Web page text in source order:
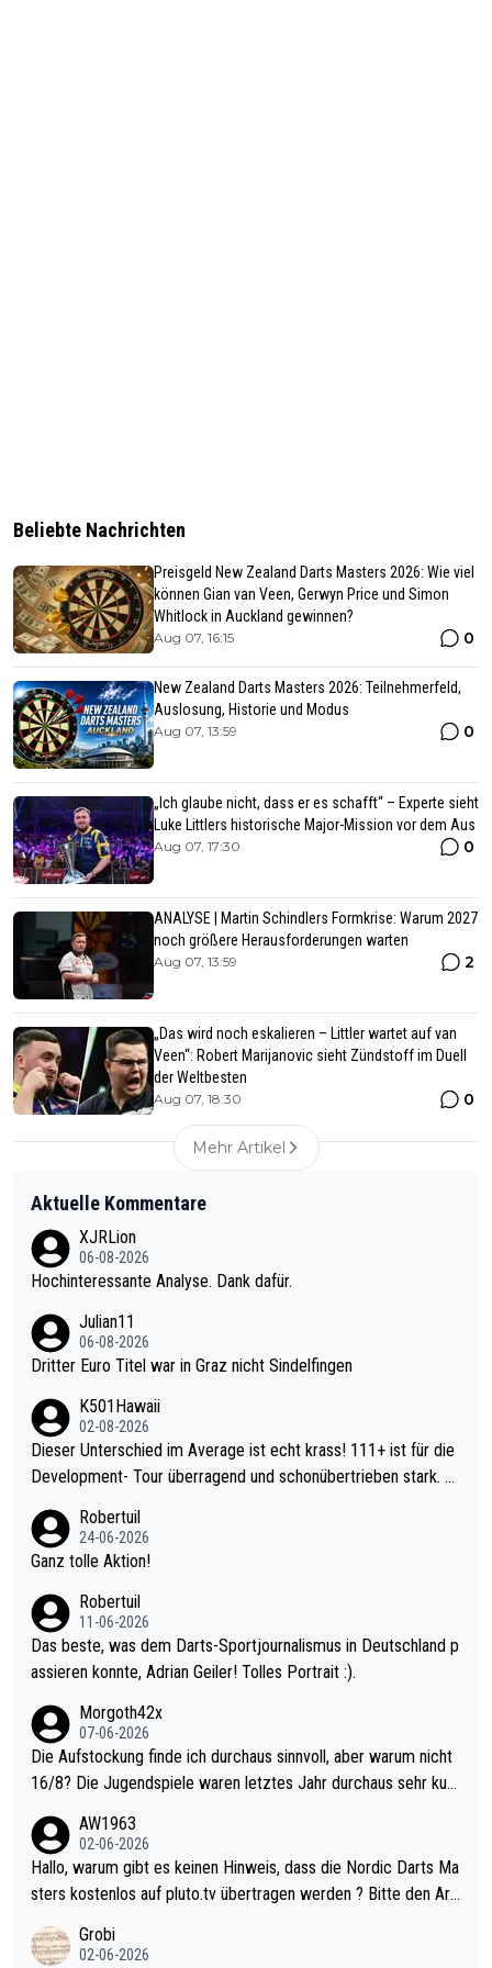
Beliebte Nachrichten
Preisgeld New Zealand Darts Masters 2026: Wie viel
können Gian van Veen, Gerwyn Price und Simon
Whitlock in Auckland gewinnen?
Aug 07, 16:15 0
New Zealand Darts Masters 2026: Teilnehmerfeld,
Auslosung, Historie und Modus
Aug 07, 13:59 0
„Ich glaube nicht, dass er es schafft“ – Experte sieht
Luke Littlers historische Major-Mission vor dem Aus
Aug 07, 17:30 0
ANALYSE | Martin Schindlers Formkrise: Warum 2027
noch größere Herausforderungen warten
Aug 07, 13:59 2
„Das wird noch eskalieren – Littler wartet auf van
Veen“: Robert Marijanovic sieht Zündstoff im Duell
der Weltbesten
Aug 07, 18:30 0
Mehr Artikel
Aktuelle Kommentare
XJRLion
06-08-2026
Hochinteressante Analyse. Dank dafür.
Julian11
06-08-2026
Dritter Euro Titel war in Graz nicht Sindelfingen
K501Hawaii
02-08-2026
Dieser Unterschied im Average ist echt krass! 111+ ist für die
Development- Tour überragend und schonübertrieben stark. U
mal 40+ erst recht. Da gewinnst keinen Blumentopf - ist ja noc
h krasser wie ein Pokalspiel eines Kreisligisten vs einem Bund
Robertuil
24-06-2026
Ganz tolle Aktion!
Robertuil
11-06-2026
Das beste, was dem Darts-Sportjournalismus in Deutschland p
assieren konnte, Adrian Geiler! Tolles Portrait :).
Morgoth42x
07-06-2026
Die Aufstockung finde ich durchaus sinnvoll, aber warum nicht
16/8? Die Jugendspiele waren letztes Jahr durchaus sehr kurz
Allerdings ist Mitchell Lawrie als Nummer 1 der Welt eh qualifi
ziert. Somit ändert die automatische Qualifikation des Weltmei
sters erstmal nichts. Ich denke sie wollen damit für nächstes J
ohl wenig WDF Turniere spielen. Dies war bei Archie Self letzt
AW1963
02-06-2026
Hallo, warum gibt es keinen Hinweis, dass die Nordic Darts Ma
sters kostenlos auf pluto.tv übertragen werden ? Bitte den Arti
Grobi
02-06-2026